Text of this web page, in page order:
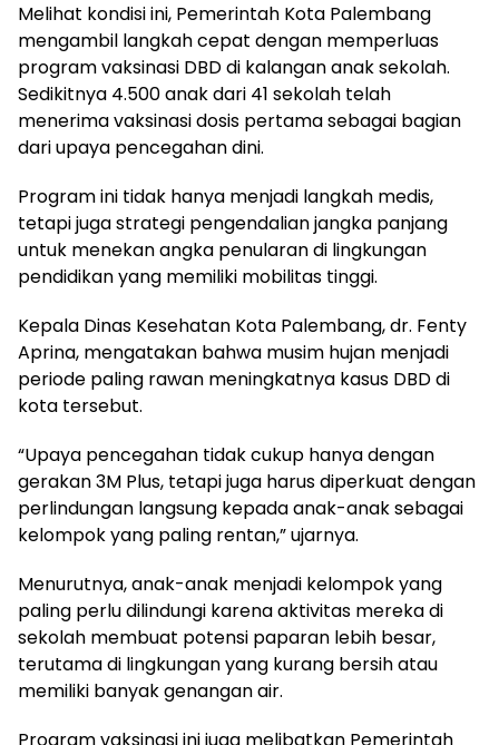
Melihat kondisi ini, Pemerintah Kota Palembang
mengambil langkah cepat dengan memperluas
program vaksinasi DBD di kalangan anak sekolah.
Sedikitnya 4.500 anak dari 41 sekolah telah
menerima vaksinasi dosis pertama sebagai bagian
dari upaya pencegahan dini.
Program ini tidak hanya menjadi langkah medis,
tetapi juga strategi pengendalian jangka panjang
untuk menekan angka penularan di lingkungan
pendidikan yang memiliki mobilitas tinggi.
Kepala Dinas Kesehatan Kota Palembang, dr. Fenty
Aprina, mengatakan bahwa musim hujan menjadi
periode paling rawan meningkatnya kasus DBD di
kota tersebut.
“Upaya pencegahan tidak cukup hanya dengan
gerakan 3M Plus, tetapi juga harus diperkuat dengan
perlindungan langsung kepada anak-anak sebagai
kelompok yang paling rentan,” ujarnya.
Menurutnya, anak-anak menjadi kelompok yang
paling perlu dilindungi karena aktivitas mereka di
sekolah membuat potensi paparan lebih besar,
terutama di lingkungan yang kurang bersih atau
memiliki banyak genangan air.